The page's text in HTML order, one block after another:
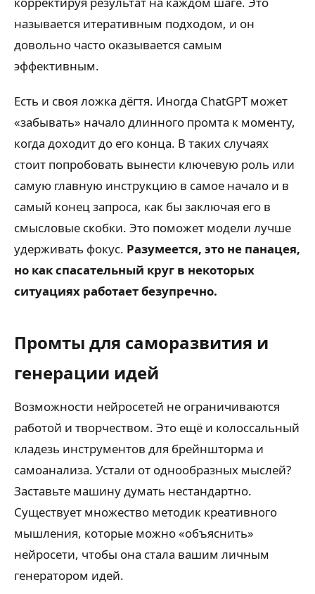
называется итеративным подходом, и он
довольно часто оказывается самым
эффективным.
Есть и своя ложка дёгтя. Иногда ChatGPT может
«забывать» начало длинного промта к моменту,
когда доходит до его конца. В таких случаях
стоит попробовать вынести ключевую роль или
самую главную инструкцию в самое начало и в
самый конец запроса, как бы заключая его в
смысловые скобки. Это поможет модели лучше
удерживать фокус. Разумеется, это не панацея,
но как спасательный круг в некоторых
ситуациях работает безупречно.
Промты для саморазвития и
генерации идей
Возможности нейросетей не ограничиваются
работой и творчеством. Это ещё и колоссальный
кладезь инструментов для брейншторма и
самоанализа. Устали от однообразных мыслей?
Заставьте машину думать нестандартно.
Существует множество методик креативного
мышления, которые можно «объяснить»
нейросети, чтобы она стала вашим личным
генератором идей.